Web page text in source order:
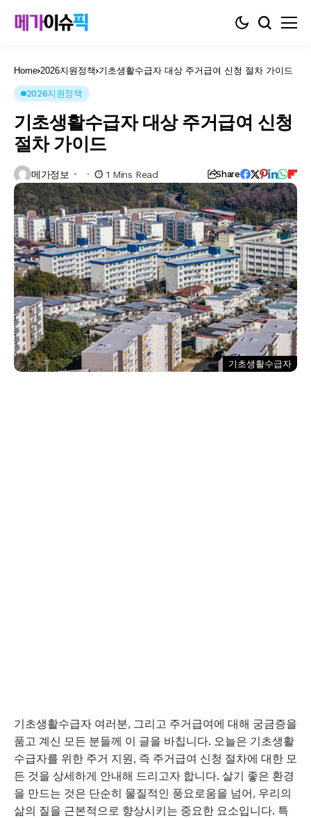
Home 2026지원정책 기초생활수급자 대상 주거급여 신청 절차 가이드
2026지원정책
기초생활수급자 대상 주거급여 신청
절차 가이드
메가정보 1 Mins Read Share
기초생활수급자
기초생활수급자 여러분, 그리고 주거급여에 대해 궁금증을
품고 계신 모든 분들께 이 글을 바칩니다. 오늘은 기초생활
수급자를 위한 주거 지원, 즉 주거급여 신청 절차에 대한 모
든 것을 상세하게 안내해 드리고자 합니다. 살기 좋은 환경
을 만드는 것은 단순히 물질적인 풍요로움을 넘어, 우리의
삶의 질을 근본적으로 향상시키는 중요한 요소입니다. 특